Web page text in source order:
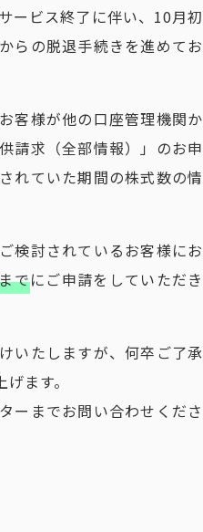
ービス終了に伴い、10月初
らの脱退手続きを進めてお
客様が他の口座管理機関か
請求（全部情報）」のお申
れていた期間の株式数の情
検討されているお客様にお
でにご申請をしていただき
いたしますが、何卒ご了承
ます。
ーまでお問い合わせくださ